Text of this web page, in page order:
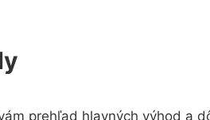
prehľad hlavných výhod a